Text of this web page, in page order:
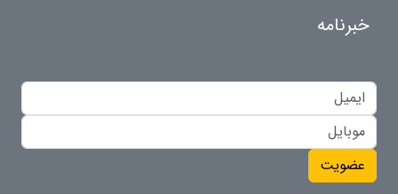
خبرنامه
عضویت